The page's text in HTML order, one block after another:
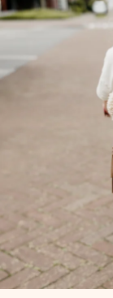
4,2 (sur la
Nos cadeaux
une note de
pays où nous
Carte de
Créez quelque
son prénom,
Sans